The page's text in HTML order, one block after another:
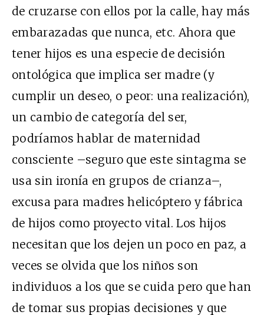
de cruzarse con ellos por la calle, hay más
embarazadas que nunca, etc. Ahora que
tener hijos es una especie de decisión
ontológica que implica ser madre (y
cumplir un deseo, o peor: una realización),
un cambio de categoría del ser,
podríamos hablar de maternidad
consciente –seguro que este sintagma se
usa sin ironía en grupos de crianza–,
excusa para madres helicóptero y fábrica
de hijos como proyecto vital. Los hijos
necesitan que los dejen un poco en paz, a
veces se olvida que los niños son
individuos a los que se cuida pero que han
de tomar sus propias decisiones y que